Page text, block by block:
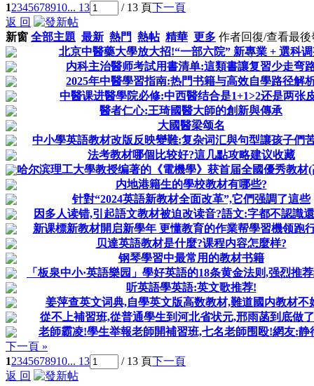
12345678910... 13 / 13 頁下一頁
返 回
新窗 全部主題 最新 熱門 熱帖 精華 更多 作者回復/查看最後
北京中醫藥大學放大招!“一部六院” 新專業 + 選科
内科主治醫师考試用書清单:這類書讓复習少走弯
2025年中醫學習指南:热門书籍与高效自學路径解
中醫课进醫學院必修:中西醫结合是1+1>2还是两张
醫者仁心:王琦國醫大師的創新與傳承
大國醫梁颂名
中小學英語教材改版反映變難:复杂词汇與句型讓孩子們
法考教材哪個比较好?這几點攻略建议收藏
哈尔滨理工大學教授编著的《電機學》获首届全國優秀教材
内地港籍生的學校教材有哪些?
针對“2024英語新教材全面改革”,它們强調了這些
因多人读错,引起語文教材被迫改读音?語文:字都不認識
新课標新教材開启新學年 更懂教育的作業帮學習機领跑
贝達英語教材是什麼?课程内容怎麼样?
钢琴學習中最常用的教材书籍
「板泉中小·英語樂园」學好英語的18条黄金法则,强烈推
听英語學英語:英文歌推荐!
姜萍查英文词典,自學英文版高数教材,難道國内教材不
從不上補習班,從普通學生到河北省状元,邢雨菡到底做
老師霸凌!學生举報老師開補習班,七名老師围殴!網友:静
下一頁 »
12345678910... 13 / 13 頁下一頁
返 回